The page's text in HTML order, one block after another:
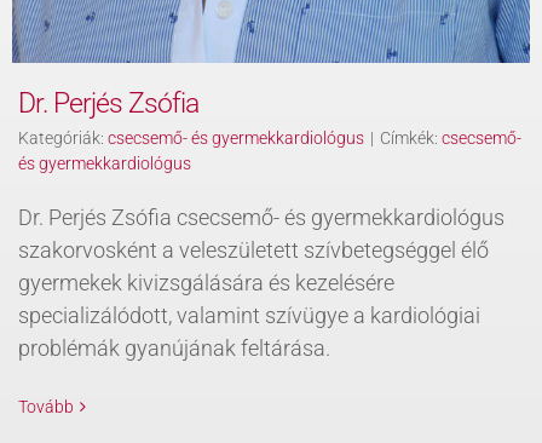
Dr. Perjés Zsófia
Kategóriák: csecsemő- és gyermekkardiológus | Címkék: csecsemő-
és gyermekkardiológus
Dr. Perjés Zsófia csecsemő- és gyermekkardiológus
szakorvosként a veleszületett szívbetegséggel élő
gyermekek kivizsgálására és kezelésére
specializálódott, valamint szívügye a kardiológiai
problémák gyanújának feltárása.
Tovább